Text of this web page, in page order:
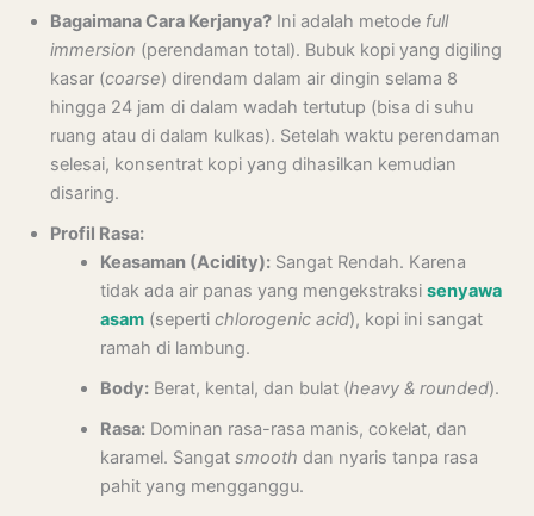
Bagaimana Cara Kerjanya? Ini adalah metode full
immersion (perendaman total). Bubuk kopi yang digiling
kasar (coarse) direndam dalam air dingin selama 8
hingga 24 jam di dalam wadah tertutup (bisa di suhu
ruang atau di dalam kulkas). Setelah waktu perendaman
selesai, konsentrat kopi yang dihasilkan kemudian
disaring.
Profil Rasa:
Keasaman (Acidity): Sangat Rendah. Karena
tidak ada air panas yang mengekstraksisenyawa
asam (sepertichlorogenic acid), kopi ini sangat
ramah di lambung.
Body: Berat, kental, dan bulat (heavy & rounded).
Rasa: Dominan rasa-rasa manis, cokelat, dan
karamel. Sangatsmooth dan nyaris tanpa rasa
pahit yang mengganggu.